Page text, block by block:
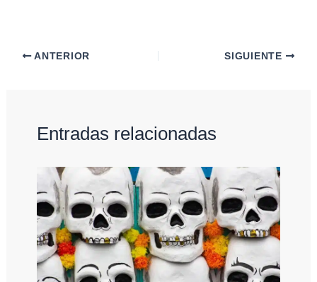
ANTERIOR SIGUIENTE
Entradas relacionadas